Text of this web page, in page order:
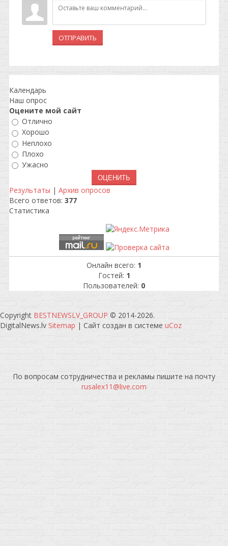
ОТПРАВИТЬ
Календарь
Наш опрос
Оцените мой сайт
Отлично
Хорошо
Неплохо
Плохо
Ужасно
Результаты | Архив опросов
Всего ответов: 377
Статистика
Онлайн всего: 1
Гостей: 1
Пользователей: 0
Copyright BESTNEWSLV_GROUP © 2014-2026.
DigitalNews.lv Sitemap | Сайт создан в системе uCoz
По вопросам сотрудничества и рекламы пишите на почту
rusalex11@live.com